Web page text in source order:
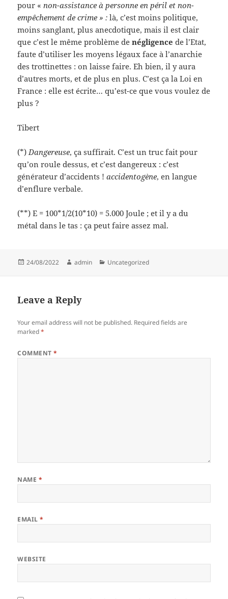
pour «non-assistance à personne en péril et non-
empêchement de crime » :là, c’est moins politique,
moins sanglant, plus anecdotique, mais il est clair
que c’est le même problème denégligence de l’Etat,
faute d’utiliser les moyens légaux face à l’anarchie
des trottinettes : on laisse faire. Eh bien, il y aura
d’autres morts, et de plus en plus. C’est ça la Loi en
France : elle est écrite… qu’est-ce que vous voulez de
plus ?
Tibert
(*)Dangereuse, ça suffirait. C’est un truc fait pour
qu’on roule dessus, et c’est dangereux : c’est
générateur d’accidents !accidentogène, en langue
d’enflure verbale.
(**) E = 100*1/2(10*10) = 5.000 Joule ; et il y a du
métal dans le tas : ça peut faire assez mal.
Posted
24/08/2022 Author
admin Categories
Uncategorized
Leave a Reply
Your email address will not be published. Required fields are
marked*
COMMENT*
NAME *
EMAIL*
WEBSITE